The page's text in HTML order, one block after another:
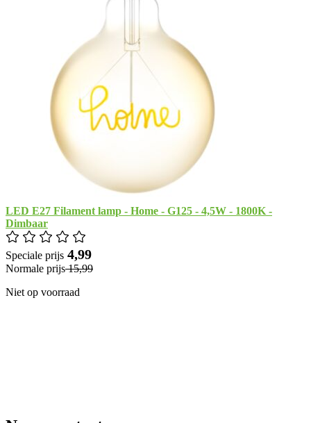
LED E27 Filament lamp - Home - G125 - 4,5W - 1800K -
Dimbaar
Speciale prijs ​ 4,99
Normale prijs​ 15,99
Niet op voorraad